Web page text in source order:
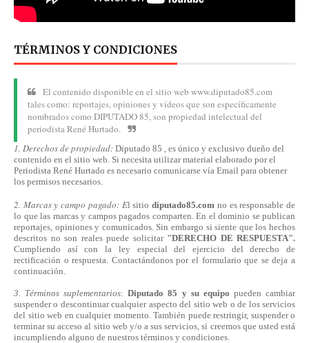
TÉRMINOS Y CONDICIONES
El contenido disponible en el sitio web www.diputado85.com
tales como: reportajes, opiniones y vídeos que son específicamente
nombrados como DIPUTADO 85, son propiedad intelectual del
periodista René Hurtado.
1. Derechos de propiedad: Diputado 85 , es único y exclusivo dueño del
contenido en el sitio web. Si necesita utilizar material elaborado por el
Periodista René Hurtado es necesario comunicarse vía Email para obtener
los permisos necesarios.
2. Marcas y campo pagado: El sitiodiputado85.com no es responsable de
lo que las marcas y campos pagados comparten. En el dominio se publican
reportajes, opiniones y comunicados. Sin embargo si siente que los hechos
descritos no son reales puede solicitar "DERECHO DE RESPUESTA".
Cumpliendo asícon la ley especial del ejercicio del derecho de
rectificación o respuesta. Contactándonospor el formulario que se deja a
continuación.
3. Términos suplementarios:Diputado 85 y su equipo pueden cambiar
suspender o descontinuar cualquier aspecto del sitio web o de los servicios
del sitio web en cualquier momento. También puede restringir, suspender o
terminar su acceso al sitio web y/o a sus servicios, si creemos que usted está
incumpliendo alguno de nuestros términos y condiciones.